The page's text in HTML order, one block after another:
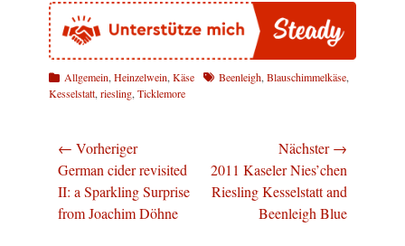
Kategorien
Allgemein Heinzelwein Käse Schlagworte
Beenleigh Blauschimmelkäse
Kesselstatt riesling Ticklemore
Beitragsnavigation
← Vorheriger
Vorheriger
Beitrag:
German cider revisited
II: a Sparkling Surprise
from Joachim Döhne
Nächster →
Nächster
Beitrag:
2011 Kaseler Nies’chen
Riesling Kesselstatt and
Beenleigh Blue